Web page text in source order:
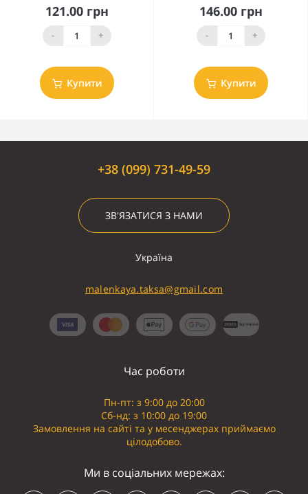
121.00 грн
- +
Купити
146.00 грн
- +
Купити
+38 (099) 731-49-59
ЗВ'ЯЗАТИСЯ З НАМИ
Україна
malenkaya.taksa@gmail.com
Час роботи
Пн-пт: з 9:00 до 20:00
Сб-нд: з 10:00 до 19:00
Замовлення на сайті та у месенджерах приймаємо
цілодобово.
Ми в соціальних мережах: